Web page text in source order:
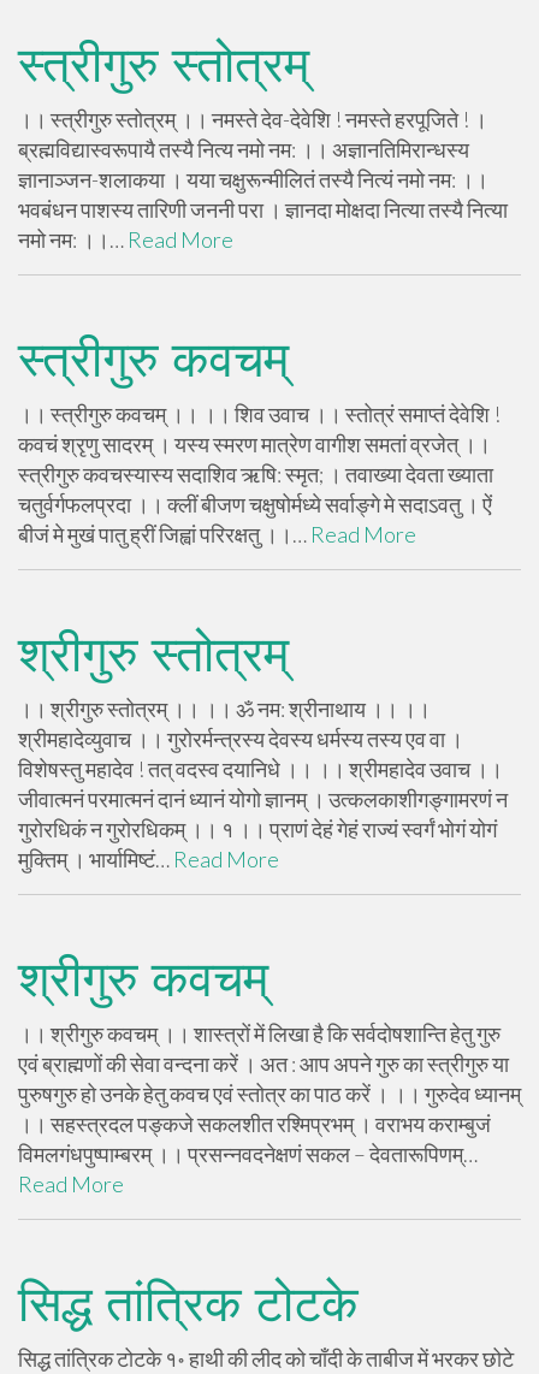
स्त्रीगुरु स्तोत्रम्
।। स्त्रीगुरु स्तोत्रम् ।। नमस्ते देव-देवेशि ! नमस्ते हरपूजिते ! ।
ब्रह्मविद्यास्वरूपायै तस्यै नित्य नमो नम: ।। अज्ञानतिमिरान्धस्य
ज्ञानाञ्जन-शलाकया । यया चक्षुरून्मीलितं तस्यै नित्यं नमो नम: ।।
भवबंधन पाशस्य तारिणी जननी परा । ज्ञानदा मोक्षदा नित्या तस्यै नित्या
नमो नम: ।।… Read More
स्त्रीगुरु कवचम्
।। स्त्रीगुरु कवचम् ।। ।। शिव उवाच ।। स्तोत्रं समाप्तं देवेशि !
कवचं श्रृणु सादरम् । यस्य स्मरण मात्रेण वागीश समतां व्रजेत् ।।
स्त्रीगुरु कवचस्यास्य सदाशिव ऋषि: स्मृत; । तवाख्या देवता ख्याता
चतुर्वर्गफलप्रदा ।। क्लीं बीजण चक्षुषोर्मध्ये सर्वाङ्गे मे सदाऽवतु । ऐं
बीजं मे मुखं पातु ह्रीं जिह्वां परिरक्षतु ।।… Read More
श्रीगुरु स्तोत्रम्
।। श्रीगुरु स्तोत्रम् ।। ।। ॐ नम: श्रीनाथाय ।। ।।
श्रीमहादेव्युवाच ।। गुरोरर्मन्त्रस्य देवस्य धर्मस्य तस्य एव वा ।
विशेषस्तु महादेव ! तत् वदस्व दयानिधे ।। ।। श्रीमहादेव उवाच ।।
जीवात्मनं परमात्मनं दानं ध्यानं योगो ज्ञानम् । उत्कलकाशीगङ्गामरणं न
गुरोरधिकं न गुरोरधिकम् ।। १ ।। प्राणं देहं गेहं राज्यं स्वर्गं भोगं योगं
मुक्तिम् । भार्यामिष्टं… Read More
श्रीगुरु कवचम्
।। श्रीगुरु कवचम् ।। शास्त्रों में लिखा है कि सर्वदोषशान्ति हेतु गुरु
एवं ब्राह्मणों की सेवा वन्दना करें । अत : आप अपने गुरु का स्त्रीगुरु या
पुरुषगुरु हो उनके हेतु कवच एवं स्तोत्र का पाठ करें । ।। गुरुदेव ध्यानम्
।। सहस्त्रदल पङ्कजे सकलशीत रश्मिप्रभम् । वराभय कराम्बुजं
विमलगंधपुष्पाम्बरम् ।। प्रसन्नवदनेक्षणं सकल – देवतारूपिणम्…
Read More
सिद्ध तांत्रिक टोटके
सिद्ध तांत्रिक टोटके १॰ हाथी की लीद को चाँदी के ताबीज में भरकर छोटे